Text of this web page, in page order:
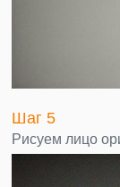
Шаг 5
Рисуем лицо